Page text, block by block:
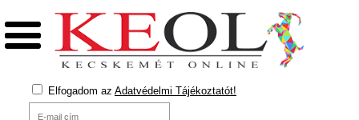
Elfogadom az Adatvédelmi Tájékoztatót!